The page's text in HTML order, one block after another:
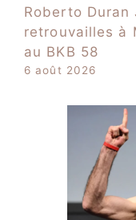
Roberto
retrouvailles à
au BKB 58
6 août 2026